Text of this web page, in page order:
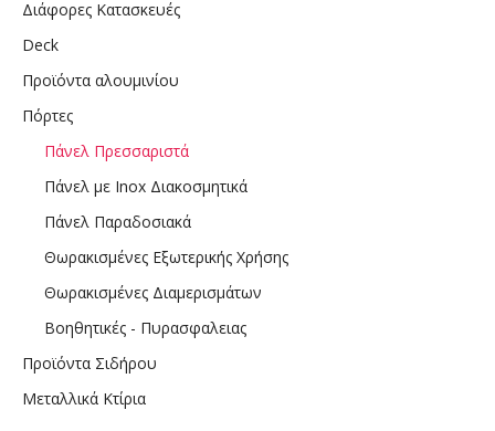
Διάφορες Κατασκευές
Deck
Προϊόντα αλουμινίου
Πόρτες
Πάνελ Πρεσσαριστά
Πάνελ με Inox Διακοσμητικά
Πάνελ Παραδοσιακά
Θωρακισμένες Εξωτερικής Χρήσης
Θωρακισμένες Διαμερισμάτων
Βοηθητικές - Πυρασφαλειας
Προϊόντα Σιδήρου
Μεταλλικά Κτίρια